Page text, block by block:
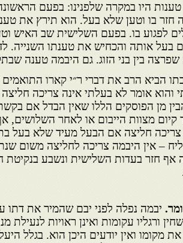
היו במקרה שלפנינו: בפעם
חזר בו וטען שלא בעל. הוא תירץ את
לפגוע בו. בפעם השלישית שב האיש
בעל אותה והכחיש את טענתו השנייה.
בין בני הזוג. גם היבמה טענה
הביא הרב את דברי ר״י קארו
והוא אומר לא בעלתי אינה צריכה
מן הפוסקים הללו שאין הבדל אם
קיום מצוות הייבום או לאחר השלושים,
חליצה אם הבעל מעיד שלא בעל
– אין היבמה צריכה לחליצה משום
אף חזר בעדות השלישית ונשבע בנקיטת
יבמה נפלה לפני יבם שהמיר את דתו
ורגליו עקומות ואינן ראויות לנעילת
מקומו ואין יודעים היכן הוא. בגלל